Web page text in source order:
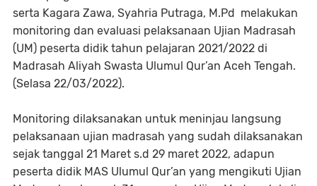
serta Kagara Zawa, Syahria Putraga, M.Pd melakukan
monitoring dan evaluasi pelaksanaan Ujian Madrasah
(UM) peserta didik tahun pelajaran 2021/2022 di
Madrasah Aliyah Swasta Ulumul Qur’an Aceh Tengah.
(Selasa 22/03/2022).
Monitoring dilaksanakan untuk meninjau langsung
pelaksanaan ujian madrasah yang sudah dilaksanakan
sejak tanggal 21 Maret s.d 29 maret 2022, adapun
peserta didik MAS Ulumul Qur’an yang mengikuti Ujian